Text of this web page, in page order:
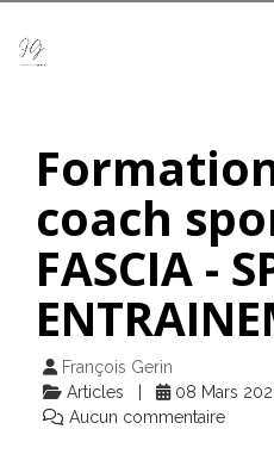
coach
FASCIA -
François Gerin
Articles
08 Mars
Aucun commentaire